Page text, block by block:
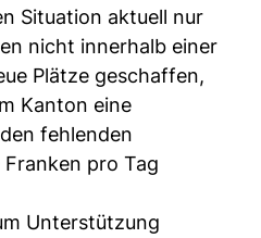
Situation aktuell nur
nicht innerhalb einer
Plätze geschaffen,
Kanton eine
fehlenden
pro Tag
Unterstützung